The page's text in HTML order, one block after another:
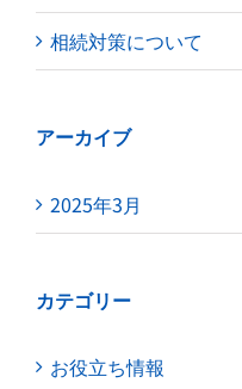
相続対策について
アーカイブ
2025年3月
カテゴリー
お役立ち情報